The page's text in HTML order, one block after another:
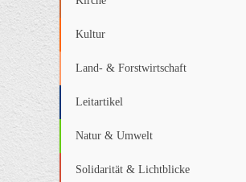
Kultur
Land- & Forstwirtschaft
Leitartikel
Natur & Umwelt
Solidarität & Lichtblicke